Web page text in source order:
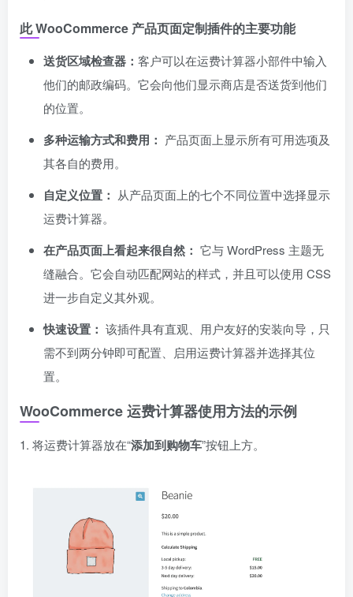
此 WooCommerce 产品页面定制插件的主要功能
送货区域检查器： 客户可以在运费计算器小部件中输入
他们的邮政编码。它会向他们显示商店是否送货到他们
的位置。
多种运输方式和费用： 产品页面上显示所有可用选项及
其各自的费用。
自定义位置： 从产品页面上的七个不同位置中选择显示
运费计算器。
在产品页面上看起来很自然： 它与 WordPress 主题无
缝融合。它会自动匹配网站的样式，并且可以使用 CSS
进一步自定义其外观。
快速设置： 该插件具有直观、用户友好的安装向导，只
需不到两分钟即可配置、启用运费计算器并选择其位
置。
WooCommerce 运费计算器使用方法的示例
1. 将运费计算器放在“添加到购物车”按钮上方。